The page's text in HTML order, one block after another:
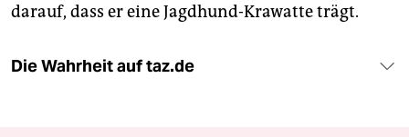
darauf, dass er eine Jagdhund-Krawatte trägt.
Die Wahrheit auf taz.de